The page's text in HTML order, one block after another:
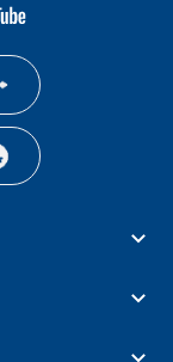
youtube-